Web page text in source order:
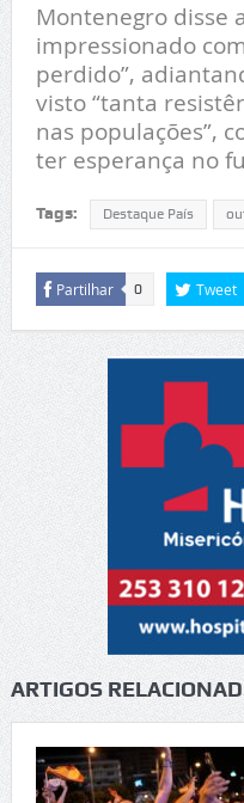
Montenegro disse
impressionado
perdido”,
visto “tanta
nas populações”,
ter esperança no
Tags: Destaque País
Partilhar 0 Tweet
ARTIGOS